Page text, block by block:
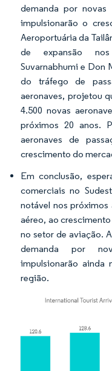
demanda por novas
impulsionarão o
Aeroportuária da
de expansão
Suvarnabhumi e Don
do tráfego de
aeronaves, projetou
4.500 novas
próximos 20 anos.
aeronaves de
crescimento do
Em conclusão,
comerciais no
notável nos
aéreo, ao
no setor de aviação.
demanda por
impulsionarão ainda
região.